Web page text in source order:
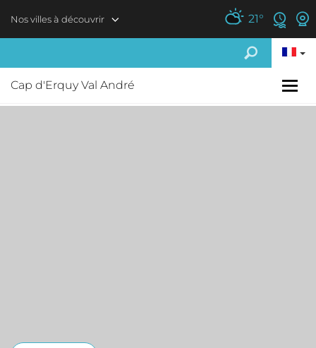
Nos villes à découvrir 21°
Cap d'Erquy Val André